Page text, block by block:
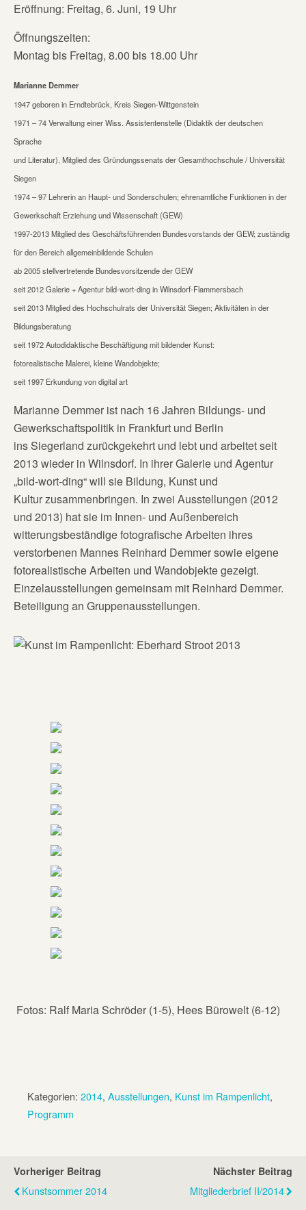
Eröffnung: Freitag, 6. Juni, 19 Uhr
Öffnungszeiten:
Montag bis Freitag, 8.00 bis 18.00 Uhr
Marianne Demmer
1947 geboren in Erndtebrück, Kreis Siegen-Wittgenstein
1971 – 74 Verwaltung einer Wiss. Assistentenstelle (Didaktik der deutschen
Sprache
und Literatur), Mitglied des Gründungssenats der Gesamthochschule / Universität
Siegen
1974 – 97 Lehrerin an Haupt- und Sonderschulen; ehrenamtliche Funktionen in der
Gewerkschaft Erziehung und Wissenschaft (GEW)
1997-2013 Mitglied des Geschäftsführenden Bundesvorstands der GEW; zuständig
für den Bereich allgemeinbildende Schulen
ab 2005 stellvertretende Bundesvorsitzende der GEW
seit 2012 Galerie + Agentur bild-wort-ding in Wilnsdorf-Flammersbach
seit 2013 Mitglied des Hochschulrats der Universität Siegen; Aktivitäten in der
Bildungsberatung
seit 1972 Autodidaktische Beschäftigung mit bildender Kunst:
fotorealistische Malerei, kleine Wandobjekte;
seit 1997 Erkundung von digital art
Marianne Demmer ist nach 16 Jahren Bildungs- und
Gewerkschaftspolitik in Frankfurt und Berlin
ins Siegerland zurückgekehrt und lebt und arbeitet seit
2013 wieder in Wilnsdorf. In ihrer Galerie und Agentur
„bild-wort-ding“ will sie Bildung, Kunst und
Kultur zusammenbringen. In zwei Ausstellungen (2012
und 2013) hat sie im Innen- und Außenbereich
witterungsbeständige fotografische Arbeiten ihres
verstorbenen Mannes Reinhard Demmer sowie eigene
fotorealistische Arbeiten und Wandobjekte gezeigt.
Einzelausstellungen gemeinsam mit Reinhard Demmer.
Beteiligung an Gruppenausstellungen.
Fotos: Ralf Maria Schröder (1-5), Hees Bürowelt (6-12)
Kategorien: 2014, Ausstellungen, Kunst im Rampenlicht,
Programm
Vorheriger Beitrag
Kunstsommer 2014
Nächster Beitrag
Mitgliederbrief II/2014